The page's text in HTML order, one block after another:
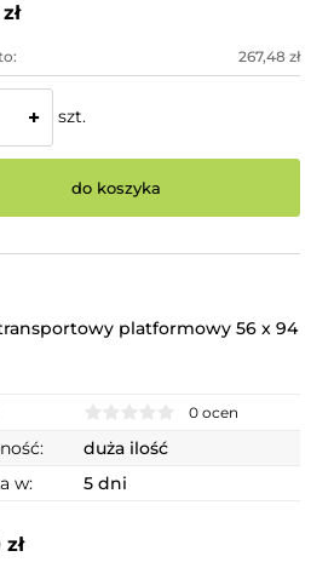
267,48 zł
+ szt.
do koszyka
platformowy 56 x 94
0 ocen
duża ilość
w:
5 dni